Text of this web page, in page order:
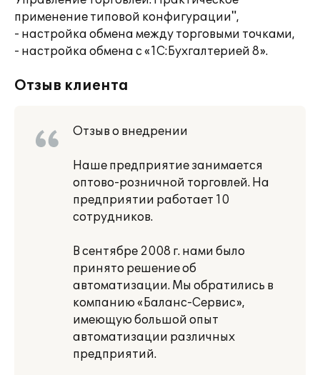
применение типовой конфигурации",
- настройка обмена между торговыми точками,
- настройка обмена с «1С:Бухгалтерией 8».
Отзыв клиента
Отзыв о внедрении
Наше предприятие занимается
оптово-розничной торговлей. На
предприятии работает 10
сотрудников.
В сентябре 2008 г. нами было
принято решение об
автоматизации. Мы обратились в
компанию «Баланс-Сервис»,
имеющую большой опыт
автоматизации различных
предприятий.